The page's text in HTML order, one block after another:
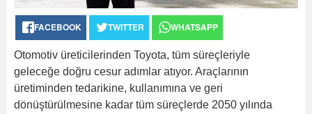
FACEBOOK TWITTER WHATSAPP
Otomotiv üreticilerinden Toyota, tüm süreçleriyle
geleceğe doğru cesur adımlar atıyor. Araçlarının
üretiminden tedarikine, kullanımına ve geri
dönüştürülmesine kadar tüm süreçlerde 2050 yılında